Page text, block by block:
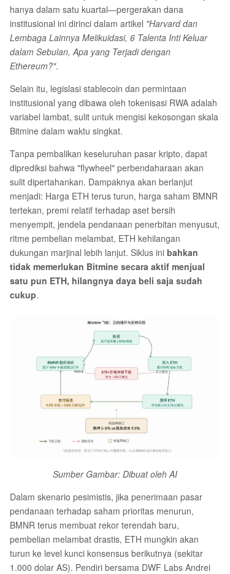
hanya dalam satu kuartal—pergerakan dana
institusional ini dirinci dalam artikel "Harvard dan
Lembaga Lainnya Melikuidasi, 6 Talenta Inti Keluar
dalam Sebulan, Apa yang Terjadi dengan
Ethereum?".
Selain itu, legislasi stablecoin dan permintaan
institusional yang dibawa oleh tokenisasi RWA adalah
variabel lambat, sulit untuk mengisi kekosongan skala
Bitmine dalam waktu singkat.
Tanpa pembalikan keseluruhan pasar kripto, dapat
diprediksi bahwa "flywheel" perbendaharaan akan
sulit dipertahankan. Dampaknya akan berlanjut
menjadi: Harga ETH terus turun, harga saham BMNR
tertekan, premi relatif terhadap aset bersih
menyempit, jendela pendanaan penerbitan menyusut,
ritme pembelian melambat, ETH kehilangan
dukungan marjinal lebih lanjut. Siklus ini bahkan
tidak memerlukan Bitmine secara aktif menjual
satu pun ETH, hilangnya daya beli saja sudah
cukup.
Sumber Gambar: Dibuat oleh AI
Dalam skenario pesimistis, jika penerimaan pasar
pendanaan terhadap saham prioritas menurun,
BMNR terus membuat rekor terendah baru,
pembelian melambat drastis, ETH mungkin akan
turun ke level kunci konsensus berikutnya (sekitar
1.000 dolar AS). Pendiri bersama DWF Labs Andrei